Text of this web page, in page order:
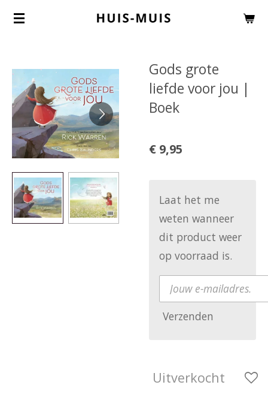
Ga
de
hoofdinhoud
Gods grote
liefde voor jou |
Boek
€ 9,95
Laat het me
weten wanneer
dit product weer
op voorraad is.
Verzenden
Uitverkocht